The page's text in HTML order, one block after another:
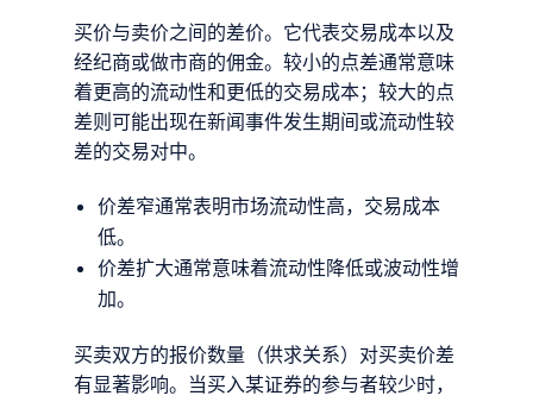
买价与卖价之间的差价。它代表交易成本以及
经纪商或做市商的佣金。较小的点差通常意味
着更高的流动性和更低的交易成本；较大的点
差则可能出现在新闻事件发生期间或流动性较
差的交易对中。
价差窄通常表明市场流动性高，交易成本
低。
价差扩大通常意味着流动性降低或波动性增
加。
买卖双方的报价数量（供求关系）对买卖价差
有显著影响。当买入某证券的参与者较少时，